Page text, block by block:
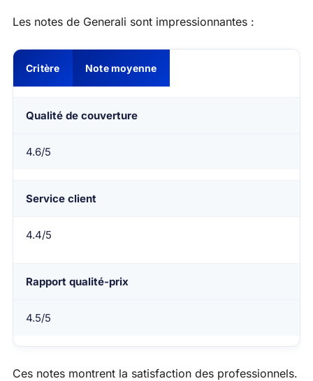
Les notes de Generali sont impressionnantes :
Critère Note moyenne
Qualité de couverture
4.6/5
Service client
4.4/5
Rapport qualité-prix
4.5/5
Ces notes montrent la satisfaction des professionnels.